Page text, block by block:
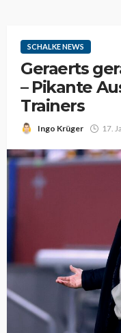
SCHALKE NEWS
Geraerts
– Pikante
Trainers
Ingo Krüger 17.